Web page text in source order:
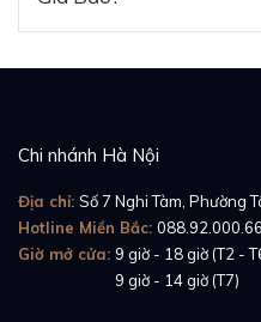
định núm vặn chắc chắn
nước. Nhờ vậy,
PAM01313 có khả năng
300m.
Chi nhánh Hà Nội
Địa chỉ: Số 7 Nghi Tàm, Phường
Hotline Miền Bắc: 088.92.000.66
Giờ mở cửa: 9 giờ - 18 giờ (T2 -
9 giờ - 14 giờ (T7)